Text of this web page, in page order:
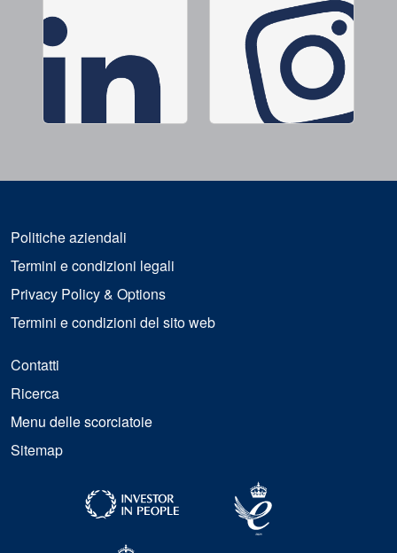
Politiche aziendali
Termini e condizioni legali
Privacy Policy & Options
Termini e condizioni del sito web
Contatti
Ricerca
Menu delle scorciatoie
Sitemap